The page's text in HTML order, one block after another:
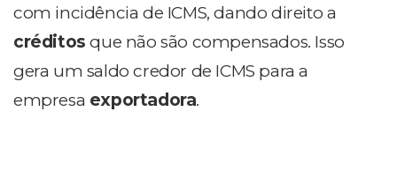
com incidência de ICMS, dando direito a
créditosque não são compensados. Isso
gera um saldo credor de ICMS para a
empresa exportadora.